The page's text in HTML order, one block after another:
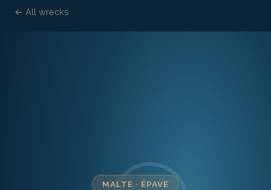
← All wrecks
MALTE · ÉPAVE